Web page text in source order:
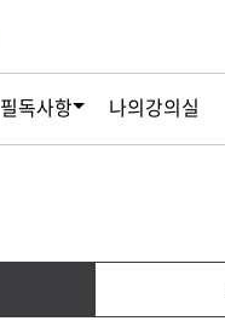
필독사항 나의강의실